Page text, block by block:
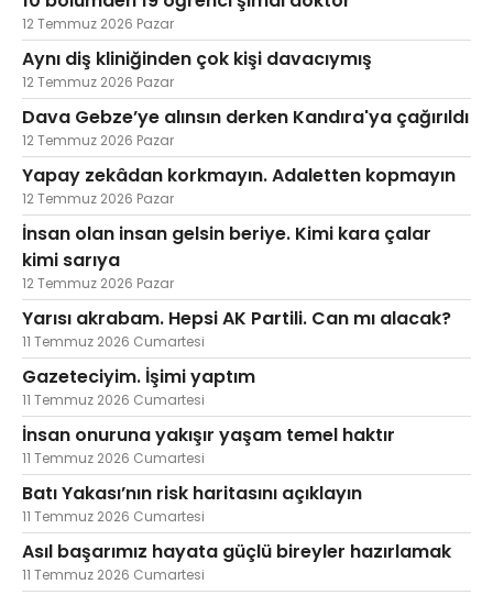
12 Temmuz 2026 Pazar
Aynı diş kliniğinden çok kişi davacıymış
12 Temmuz 2026 Pazar
Dava Gebze’ye alınsın derken Kandıra'ya çağırıldı
12 Temmuz 2026 Pazar
Yapay zekâdan korkmayın. Adaletten kopmayın
12 Temmuz 2026 Pazar
İnsan olan insan gelsin beriye. Kimi kara çalar
kimi sarıya
12 Temmuz 2026 Pazar
Yarısı akrabam. Hepsi AK Partili. Can mı alacak?
11 Temmuz 2026 Cumartesi
Gazeteciyim. İşimi yaptım
11 Temmuz 2026 Cumartesi
İnsan onuruna yakışır yaşam temel haktır
11 Temmuz 2026 Cumartesi
Batı Yakası’nın risk haritasını açıklayın
11 Temmuz 2026 Cumartesi
Asıl başarımız hayata güçlü bireyler hazırlamak
11 Temmuz 2026 Cumartesi